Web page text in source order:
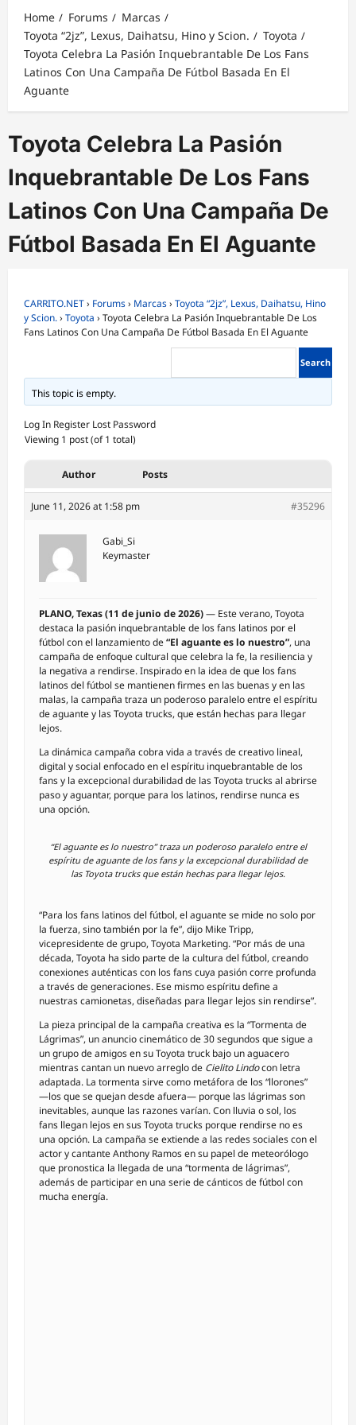
Home Forums
Marcas
Toyota “2jz”, Lexus, Daihatsu, Hino y Scion.
Toyota
Toyota Celebra La Pasión Inquebrantable De Los Fans
Latinos Con Una Campaña De Fútbol Basada En El
Aguante
Toyota Celebra La Pasión
Inquebrantable De Los Fans
Latinos Con Una Campaña De
Fútbol Basada En El Aguante
CARRITO.NET› Forums› Marcas› Toyota “2jz”, Lexus, Daihatsu, Hino
y Scion.› Toyota › Toyota Celebra La Pasión Inquebrantable De Los
Fans Latinos Con Una Campaña De Fútbol Basada En El Aguante
This topic is empty.
Log In Register Lost Password
Viewing 1 post (of 1 total)
Author Posts
June 11, 2026 at 1:58 pm #35296
Gabi_Si
Keymaster
PLANO, Texas (11 de junio de 2026)— Este verano, Toyota
destaca la pasión inquebrantable de los fans latinos por el
fútbol con el lanzamiento de“El aguante es lo nuestro”, una
campaña de enfoque cultural que celebra la fe, la resiliencia y
la negativa a rendirse. Inspirado en la idea de que los fans
latinos del fútbol se mantienen firmes en las buenas y en las
malas, la campaña traza un poderoso paralelo entre el espíritu
de aguante y las Toyota trucks, que están hechas para llegar
lejos.
La dinámica campaña cobra vida a través de creativo lineal,
digital y social enfocado en el espíritu inquebrantable de los
fans y la excepcional durabilidad de las Toyota trucks al abrirse
paso y aguantar, porque para los latinos, rendirse nunca es
una opción.
“El aguante es lo nuestro” traza un poderoso paralelo entre el
espíritu de aguante de los fans y la excepcional durabilidad de
las Toyota trucks que están hechas para llegar lejos.
“Para los fans latinos del fútbol, el aguante se mide no solo por
la fuerza, sino también por la fe”, dijo Mike Tripp,
vicepresidente de grupo, Toyota Marketing. “Por más de una
década, Toyota ha sido parte de la cultura del fútbol, creando
conexiones auténticas con los fans cuya pasión corre profunda
a través de generaciones. Ese mismo espíritu define a
nuestras camionetas, diseñadas para llegar lejos sin rendirse”.
La pieza principal de la campaña creativa es la “Tormenta de
Lágrimas”, un anuncio cinemático de 30 segundos que sigue a
un grupo de amigos en su Toyota truck bajo un aguacero
mientras cantan un nuevo arreglo de Cielito Lindocon letra
adaptada. La tormenta sirve como metáfora de los “llorones”
—los que se quejan desde afuera— porque las lágrimas son
inevitables, aunque las razones varían. Con lluvia o sol, los
fans llegan lejos en sus Toyota trucks porque rendirse no es
una opción. La campaña se extiende a las redes sociales con el
actor y cantante Anthony Ramos en su papel de meteorólogo
que pronostica la llegada de una “tormenta de lágrimas”,
además de participar en una serie de cánticos de fútbol con
mucha energía.